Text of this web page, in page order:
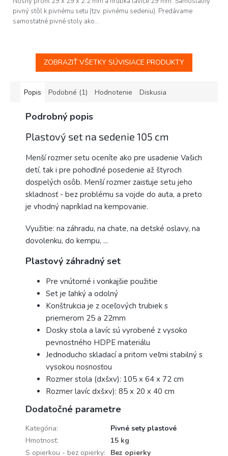
pivný stôl k pivnému setu (tzv. pivnému sedeniu). Predávame
samostatné pivné stoly ako...
ZOBRAZIŤ VŠETKY SÚVISIACE PRODUKTY
Popis Podobné (1) Hodnotenie Diskusia
Podrobný popis
Plastový set na sedenie 105 cm
Menší rozmer setu oceníte ako pre usadenie Vašich
detí, tak i pre pohodlné posedenie až štyroch
dospelých osôb. Menší rozmer zaisťuje setu jeho
skladnosť - bez problému sa vojde do auta, a preto
je vhodný napríklad na kempovanie.
Využitie: na záhradu, na chate, na detské oslavy, na
dovolenku, do kempu, ...
Plastový záhradný set
Pre vnútorné i vonkajšie použitie
Set je ľahký a odolný
Konštrukcia je z oceľových trubiek s
priemerom 25 a 22mm
Dosky stola a lavíc sú vyrobené z vysoko
pevnostného HDPE materiálu
Jednoducho skladací a pritom veľmi stabilný s
vysokou nosnosťou
Rozmer stola (dxšxv): 105 x 64 x 72 cm
Rozmer lavíc dxšxv): 85 x 20 x 40 cm
Dodatočné parametre
Kategória:
Pivné sety plastové
Hmotnosť:
15 kg
S opierkou - bez opierky:
Bez opierky